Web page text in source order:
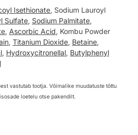
Isethionate, Sodium Lauroyl
Sulfate, Sodium Palmitate,
, Ascorbic Acid, Kombu Powder
, Titanium Dioxide, Betaine,
, Hydroxycitronellal, Butylphenyl
vastutab tootja. Võimalike muudatuste tõttu
loetelu otse pakendilt.